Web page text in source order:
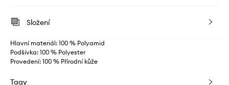
Složení
Hlavní materiál: 100 % Polyamid
Podšívka: 100 % Polyester
Provedení: 100 % Přírodní kůže
Tagy